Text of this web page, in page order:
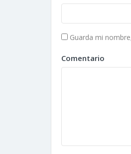
Guarda mi
Comentario